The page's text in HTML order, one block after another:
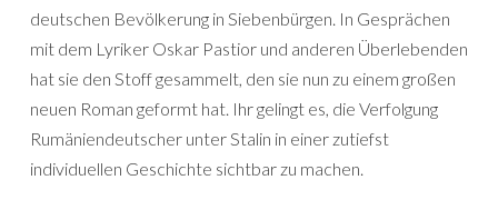
deutschen Bevölkerung in Siebenbürgen. In Gesprächen
mit dem Lyriker Oskar Pastior und anderen Überlebenden
hat sie den Stoff gesammelt, den sie nun zu einem großen
neuen Roman geformt hat. Ihr gelingt es, die Verfolgung
Rumäniendeutscher unter Stalin in einer zutiefst
individuellen Geschichte sichtbar zu machen.